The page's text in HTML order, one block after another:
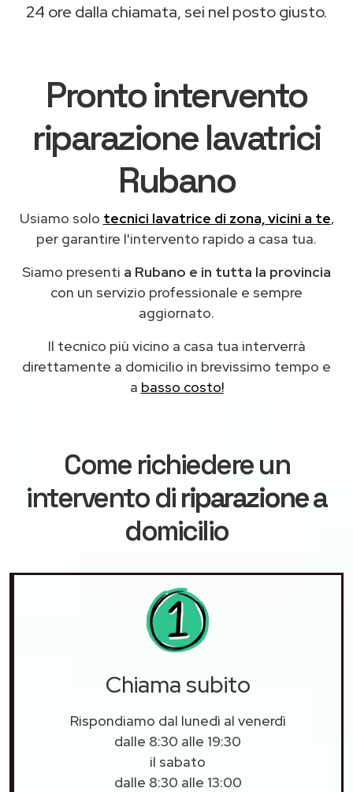
24 ore dalla chiamata, sei nel posto giusto.
Pronto intervento
riparazione lavatrici
Rubano
Usiamo solo tecnici lavatrice di zona, vicini a te,
per garantire l'intervento rapido a casa tua.
Siamo presenti a Rubano e in tutta la provincia
con un servizio professionale e sempre
aggiornato.
Il tecnico più vicino a casa tua interverrà
direttamente a domicilio in brevissimo tempo e
a basso costo!
Come richiedere un
intervento diriparazionea
domicilio
Chiama subito
Rispondiamo dal lunedì al venerdì
dalle 8:30 alle 19:30
il sabato
dalle 8:30 alle 13:00